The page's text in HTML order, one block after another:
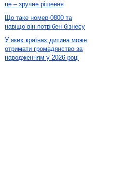
це – зручне рішення
Що таке номер 0800 та
навіщо він потрібен бізнесу
У яких країнах дитина може
отримати громадянство за
народженням у 2026 році